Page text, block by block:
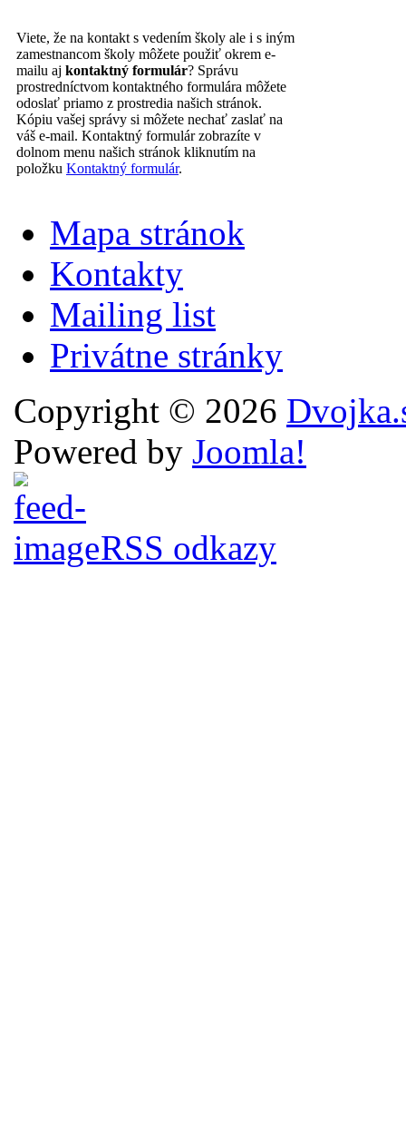
Viete, že na kontakt s vedením školy ale i s iným
zamestnancom školy môžete použiť okrem e-
mailu aj kontaktný formulár? Správu
prostredníctvom kontaktného formulára môžete
odoslať priamo z prostredia našich stránok.
Kópiu vašej správy si môžete nechať zaslať na
váš e-mail. Kontaktný formulár zobrazíte v
dolnom menu našich stránok kliknutím na
položku Kontaktný formulár.
Mapa stránok
Kontakty
Mailing list
Privátne stránky
Copyright © 2026
Powered by Joomla!
RSS odkazy